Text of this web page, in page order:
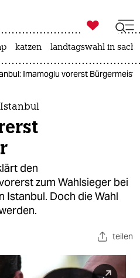
ich

taz zahl ich
katzen landtagswahl in
Imamoglu vorerst
den
zum Wahlsieger bei
Istanbul. Doch die Wahl
teilen